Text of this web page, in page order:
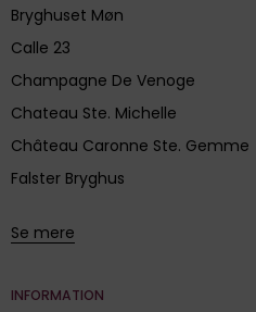
Bryghuset Møn
Calle 23
Champagne De Venoge
Chateau Ste. Michelle
Château Caronne Ste. Gemme
Falster Bryghus
Se mere
INFORMATION